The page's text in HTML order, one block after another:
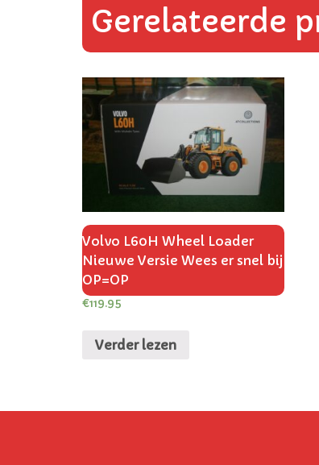
Gerelateerde
Volvo L60H Wheel Loader
Nieuwe Versie Wees er snel bij
OP=OP
€119.95
Verder lezen